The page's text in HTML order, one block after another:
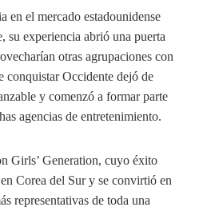
en el mercado estadounidense
su experiencia abrió una puerta
otras agrupaciones con
conquistar Occidente dejó de
y comenzó a formar parte
agencias de entretenimiento.
Girls’ Generation, cuyo éxito
Corea del Sur y se convirtió en
representativas de toda una